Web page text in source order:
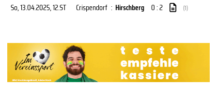
So, 13.04.2025, 12.ST Crispendorf : Hirschberg 0 : 2 (1)